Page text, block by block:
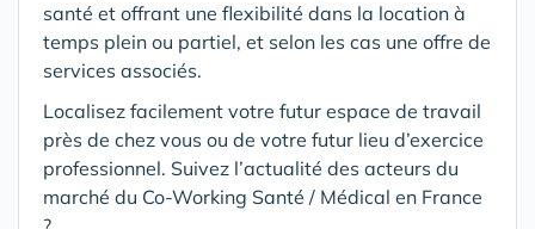
santé et offrant une flexibilité dans la location à
temps plein ou partiel, et selon les cas une offre de
services associés.
Localisez facilement votre futur espace de travail
près de chez vous ou de votre futur lieu d’exercice
professionnel. Suivez l’actualité des acteurs du
marché du Co-Working Santé / Médical en France